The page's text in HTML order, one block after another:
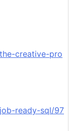
creative-pro
ready-sql/97